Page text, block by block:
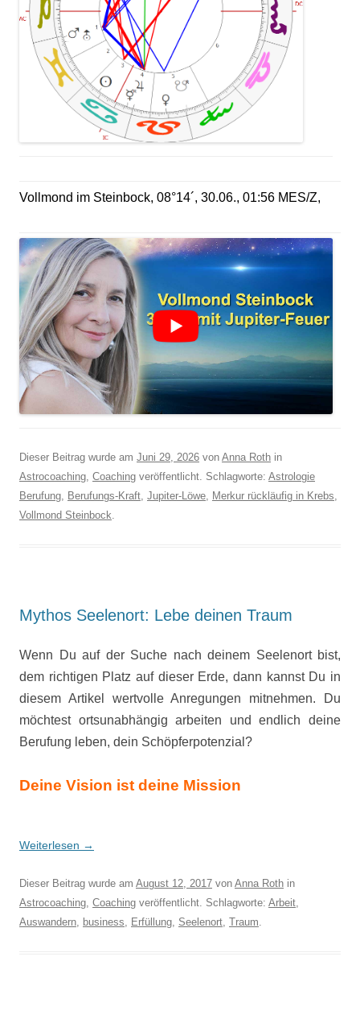
Vollmond im Steinbock, 08°14´, 30.06., 01:56 MES/Z,
Dieser Beitrag wurde am Juni 29, 2026 von Anna Roth in
Astrocoaching, Coaching veröffentlicht. Schlagworte: Astrologie
Berufung, Berufungs-Kraft, Jupiter-Löwe, Merkur rückläufig in Krebs,
Vollmond Steinbock.
Mythos Seelenort: Lebe deinen Traum
Wenn Du auf der Suche nach deinem Seelenort bist,
dem richtigen Platz auf dieser Erde, dann kannst Du in
diesem Artikel wertvolle Anregungen mitnehmen. Du
möchtest ortsunabhängig arbeiten und endlich deine
Berufung leben, dein Schöpferpotenzial?
Deine Vision ist deine Mission
Weiterlesen →
Dieser Beitrag wurde am August 12, 2017 von Anna Roth in
Astrocoaching, Coaching veröffentlicht. Schlagworte: Arbeit,
Auswandern, business, Erfüllung, Seelenort, Traum.